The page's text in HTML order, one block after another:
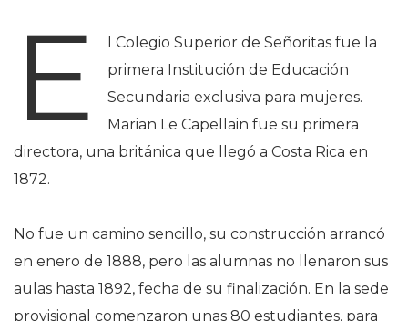
E
l Colegio Superior de Señoritas fue la
primera Institución de Educación
Secundaria exclusiva para mujeres.
Marian Le Capellain fue su primera
directora, una británica que llegó a Costa Rica en
1872.
No fue un camino sencillo, su construcción arrancó
en enero de 1888, pero las alumnas no llenaron sus
aulas hasta 1892, fecha de su finalización. En la sede
provisional comenzaron unas 80 estudiantes, para